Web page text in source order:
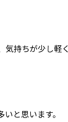
持ちが少し軽
と思います。